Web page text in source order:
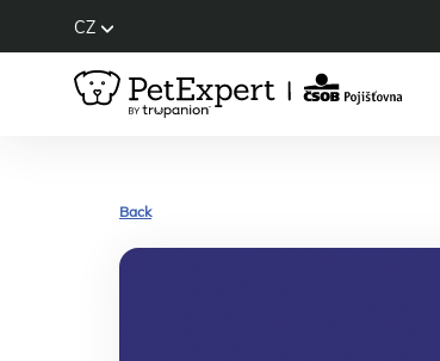
CZ
Back